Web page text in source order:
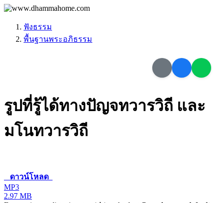
ฟังธรรม
พื้นฐานพระอภิธรรม
รูปที่รู้ได้ทางปัญจทวารวิถี และ
มโนทวารวิถี
ดาวน์โหลด
MP3
2.97 MB